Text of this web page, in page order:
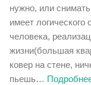
нужно, или
имеет логического
человека,
жизни(большая
ковер на стене,
пьешь…